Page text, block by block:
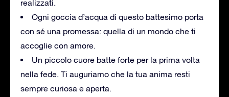
realizzati.
Ogni goccia d’acqua di questo battesimo porta
con sé una promessa: quella di un mondo che ti
accoglie con amore.
Un piccolo cuore batte forte per la prima volta
nella fede. Ti auguriamo che la tua anima resti
sempre curiosa e aperta.